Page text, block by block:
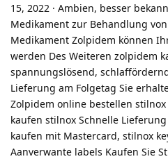
15, 2022 · Ambien, besser
Medikament zur Behandlung
Medikament Zolpidem können
werden Des Weiteren zolpidem
spannungslösend,
Lieferung am Folgetag Sie
Zolpidem online bestellen
kaufen stilnox Schnelle
kaufen mit Mastercard, stilnox
Aanverwante labels Kaufen Sie